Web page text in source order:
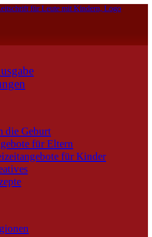
die Geburt
für Eltern
für Kinder